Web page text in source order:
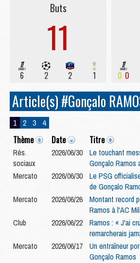
Buts
11
6 2 2 1 0 0
Article(s) #Gonçalo
1 2 3 4
Thème Date Titre
Rés.
sociaux
2026/06/30
Le touchant
Gonçalo Ramos
Mercato
2026/06/30
Le PSG
de Gonçalo
Mercato
2026/06/26
Montant record
Ramos à l'AC
Club
2026/06/22
Ramos : « J'ai
remarcherais
Mercato
2026/06/17
Un entraîneur
Gonçalo Ramos